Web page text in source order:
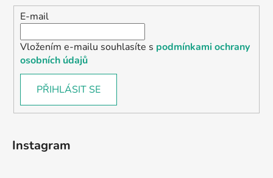
E-mail
Vložením e-mailu souhlasíte s podmínkami ochrany
osobních údajů
PŘIHLÁSIT SE
Instagram